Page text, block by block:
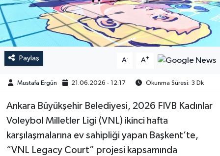
Paylaş A- A+
Mustafa Ergün 21.06.2026 - 12:17 Okunma Süresi: 3 Dk
Ankara Büyükşehir Belediyesi, 2026 FIVB Kadınlar
Voleybol Milletler Ligi (VNL) ikinci hafta
karşılaşmalarına ev sahipliği yapan Başkent’te,
“VNL Legacy Court” projesi kapsamında